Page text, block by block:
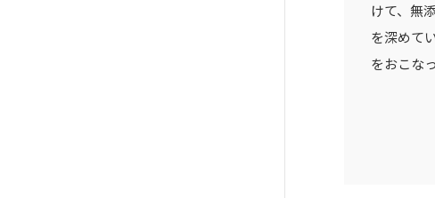
けて、無
を深めて
をおこな